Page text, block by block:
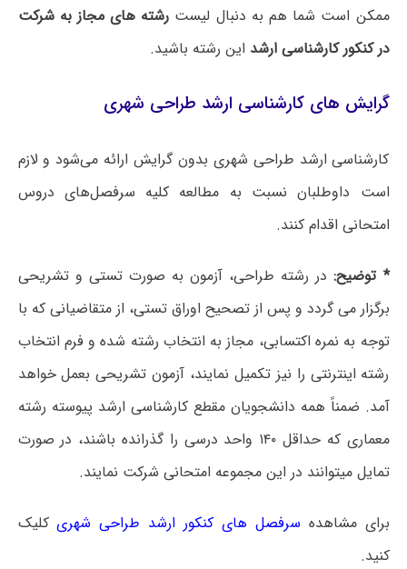
ممکن است شما هم به دنبال لیست رشته های مجاز به شرکت
در کنکور کارشناسی ارشد این رشته باشید.
گرایش های کارشناسی ارشد طراحی شهری
کارشناسی ارشد طراحی شهری بدون گرایش ارائه می‌شود و لازم
است داوطلبان نسبت به مطالعه کلیه سرفصل‌های دروس
امتحانی اقدام کنند.
* توضیح:در رشته طراحی، آزمون به صورت تستی و تشریحی
برگزار می گردد و پس از تصحیح اوراق تستی، از متقاضیانی که با
توجه به نمره اکتسابی، مجاز به انتخاب رشته شده و فرم انتخاب
رشته اینترنتی را نیز تکمیل نمایند، آزمون تشریحی بعمل خواهد
آمد. ضمناً همه دانشجویان مقطع کارشناسی ارشد پیوسته رشته
معماری که حداقل ۱۴۰ واحد درسی را گذرانده باشند، در صورت
تمایل میتوانند در این مجموعه امتحانی شرکت نمایند.
برای مشاهده سرفصل های کنکور ارشد طراحی شهریکلیک
کنید.